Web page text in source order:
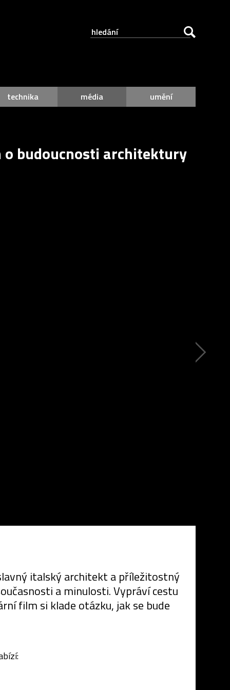
technika média umění
budoucnosti architektury
italský architekt a příležitostný
a minulosti. Vypráví cestu
film si klade otázku, jak se bude